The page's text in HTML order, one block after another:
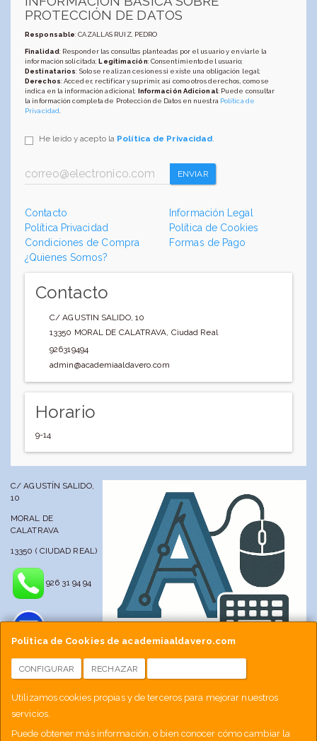
Política de Cookies de academiaaldavero.com
CONFIGURAR RECHAZAR
Utilizamos cookies propias y de terceros para mejorar nuestros
servicios.
Puede obtener más información, o bien conocer cómo cambiar la
PROTECCIÓN DE DATOS
Responsable: CAZALLAS RUIZ, PEDRO
Finalidad: Responder las consultas planteadas por el usuario y enviarle la
información solicitada;Legitimación: Consentimiento del usuario;
Destinatarios: Solo se realizan cesiones si existe una obligación legal;
Derechos: Acceder, rectificar y suprimir, así como otros derechos, como se
indica en la información adicional; Información Adicional: Puede consultar
la información completa de Protección de Datos en nuestra Política de
Privacidad
He leído y acepto la Política de Privacidad.
ENVIAR
Contacto
Información Legal
Política Privacidad
Política de Cookies
Condiciones de Compra
Formas de Pago
¿Quienes Somos?
Contacto
C/ AGUSTIN SALIDO, 10
13350 MORAL DE CALATRAVA, Ciudad Real
926319494
admin@academiaaldavero.com
Horario
9-14
C/ AGUSTÍN SALIDO,
10
MORAL DE
CALATRAVA
13350 ( CIUDAD REAL)
926 31 94 94